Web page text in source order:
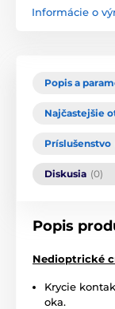
Informácie o
Popis a
Najčastejšie
Príslušenstvo
Diskusia (0)
Popis
Nedioptrické
Krycie
oka.